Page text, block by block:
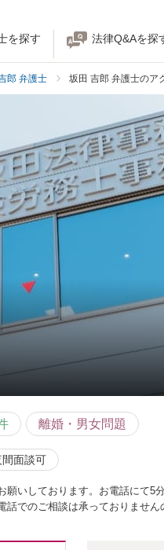
を探す 法律Q&Aを探
郎 弁護士 坂田 吉郎 弁護士のア
離婚・男女問題
間面談可
いしております。お電話にて5
でのご相談は承っておりません